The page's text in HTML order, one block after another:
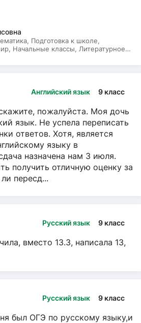
Подготовка к школе,
Начальные классы, Литературное
Английский язык 9 класс
пожалуйста. Моя дочь
язык. Не успела переписать
ответов. Хотя, является
языку в
назначена нам 3 июля.
получить отличную оценку за
пересд...
Русский язык 9 класс
вместо 13.3, написала 13,
Русский язык 9 класс
был ОГЭ по русскому языку,и